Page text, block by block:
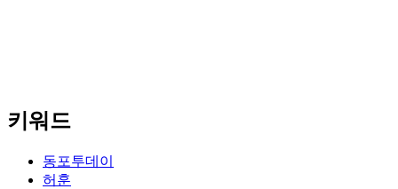
키워드
동포투데이
허훈